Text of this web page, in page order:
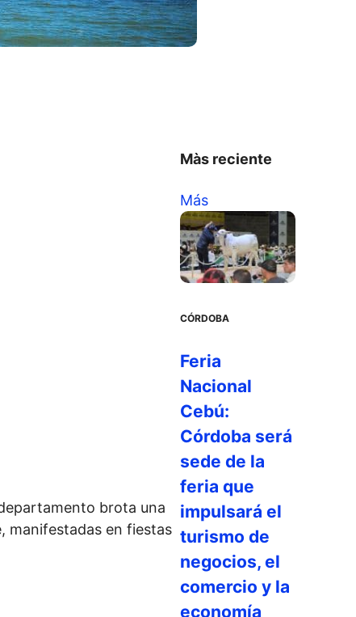
brota una
manifestadas en fiestas
Màs reciente
Más
CÓRDOBA
Feria
Nacional
Cebú:
Córdoba será
sede de la
feria que
impulsará el
turismo de
negocios, el
comercio y la
economía